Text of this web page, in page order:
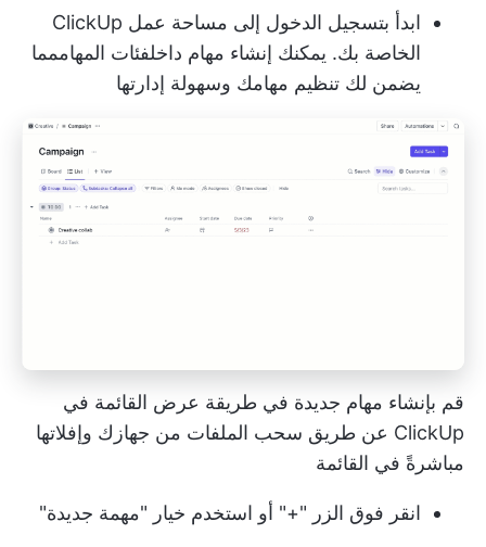
ابدأ بتسجيل الدخول إلى مساحة عمل ClickUp
الخاصة بك. يمكنك إنشاء مهام داخلفئات المهاممما
يضمن لك تنظيم مهامك وسهولة إدارتها
قم بإنشاء مهام جديدة في طريقة عرض القائمة في
ClickUp عن طريق سحب الملفات من جهازك وإفلاتها
مباشرةً في القائمة
انقر فوق الزر "+" أو استخدم خيار "مهمة جديدة"